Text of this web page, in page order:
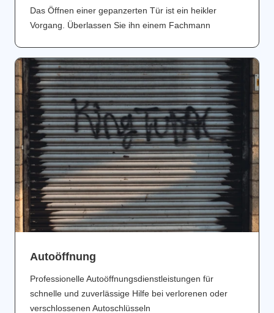
Das Öffnen einer gepanzerten Tür ist ein heikler
Vorgang. Überlassen Sie ihn einem Fachmann
Аutoöffnung
Professionelle Autoöffnungsdienstleistungen für
schnelle und zuverlässige Hilfe bei verlorenen oder
verschlossenen Autoschlüsseln